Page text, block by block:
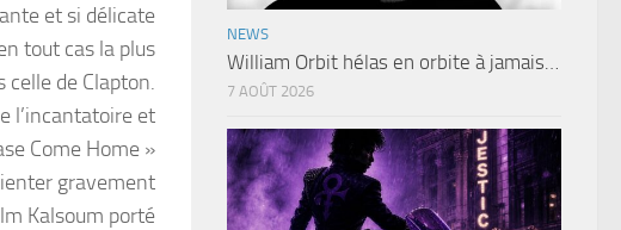
et si délicate
tout cas la plus
celle de Clapton.
l’incantatoire et
Come Home »
gravement
Kalsoum porté
NEWS
William Orbit hélas en orbite à jamais…
7 AOÛT 2026